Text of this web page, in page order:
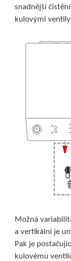
snadnější
kulovými
Možná
a vertikální je
Pak je
kulovému